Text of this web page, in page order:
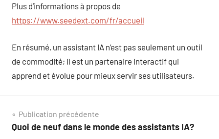
Plus d’informations à propos de
https://www.seedext.com/fr/accueil
En résumé, un assistant IA n’est pas seulement un outil
de commodité; il est un partenaire interactif qui
apprend et évolue pour mieux servir ses utilisateurs.
Navigation
de
Publication précédente
Quoi de neuf dans le monde des assistants IA?